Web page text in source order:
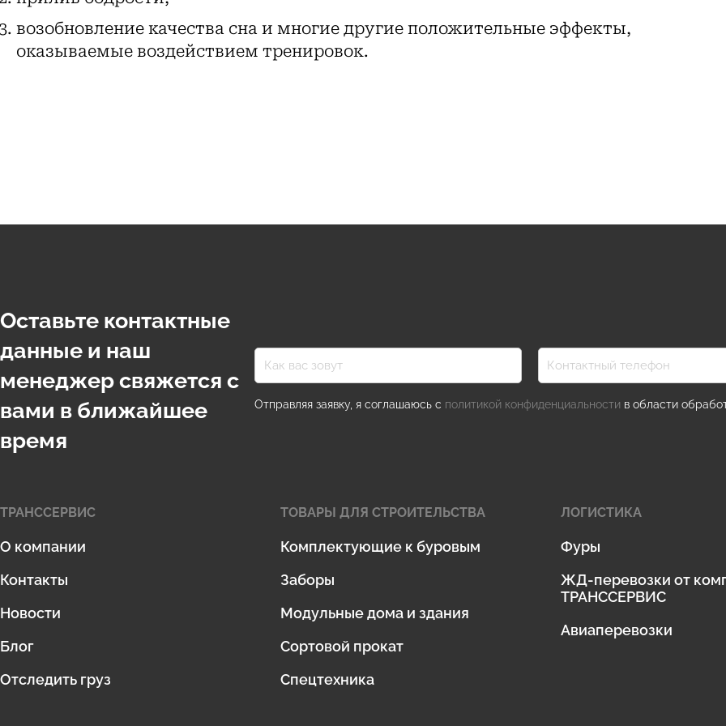
возобновление качества сна и многие другие положительные эффекты,
оказываемые воздействием тренировок.
Оставьте контактные
данные и наш
менеджер свяжется с
вами в ближайшее
время
Отправляя заявку, я соглашаюсь с политикой конфиденциальности в области
ТРАНССЕРВИС
О компании
Контакты
Новости
Блог
Отследить груз
ТОВАРЫ ДЛЯ СТРОИТЕЛЬСТВА
Комплектующие к буровым
Заборы
Модульные дома и здания
Сортовой прокат
Спецтехника
ЛОГИСТИКА
Фуры
ЖД-перевозки от
ТРАНССЕРВИС
Авиаперевозки